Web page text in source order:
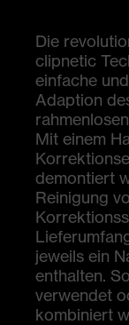
Die
clipnetic
einfache
Adaption
Mit einem
demontiert
Reinigung
jeweils ein
enthalten.
verwendet
kombiniert